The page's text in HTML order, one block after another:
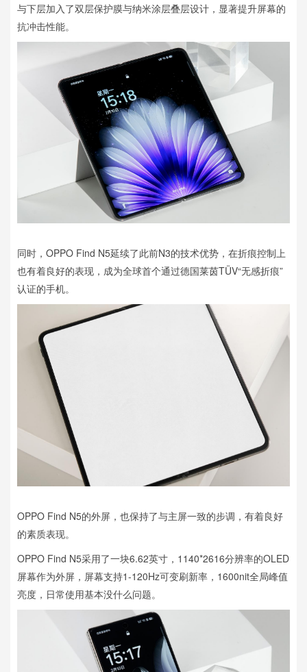
与下层加入了双层保护膜与纳米涂层叠层设计，显著提升屏幕的
抗冲击性能。
同时，OPPO Find N5延续了此前N3的技术优势，在折痕控制上
也有着良好的表现，成为全球首个通过德国莱茵TÜV“无感折痕”
认证的手机。
OPPO Find N5的外屏，也保持了与主屏一致的步调，有着良好
的素质表现。
OPPO Find N5采用了一块6.62英寸，1140*2616分辨率的OLED
屏幕作为外屏，屏幕支持1-120Hz可变刷新率，1600nit全局峰值
亮度，日常使用基本没什么问题。